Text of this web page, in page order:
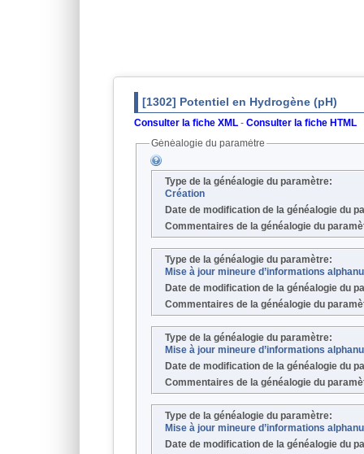
[1302] Potentiel en Hydrogène (pH)
Consulter la fiche XML - Consulter la fiche HTML
Généalogie du paramètre
Type de la généalogie du paramètre:
Création
Date de modification de la généalogie du
Commentaires de la généalogie du
Type de la généalogie du paramètre:
Mise à jour mineure d’informations
Date de modification de la généalogie du
Commentaires de la généalogie du
Type de la généalogie du paramètre:
Mise à jour mineure d’informations
Date de modification de la généalogie du
Commentaires de la généalogie du
Type de la généalogie du paramètre:
Mise à jour mineure d’informations
Date de modification de la généalogie du